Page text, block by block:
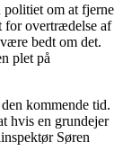
politiet om at fjerne
for overtrædelse af
bedt om det.
plet på
kommende tid.
hvis en grundejer
Søren